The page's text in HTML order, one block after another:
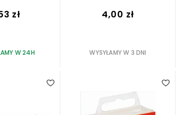
zł
W 24H
4,00 zł
WYSYŁAMY W 3 DNI